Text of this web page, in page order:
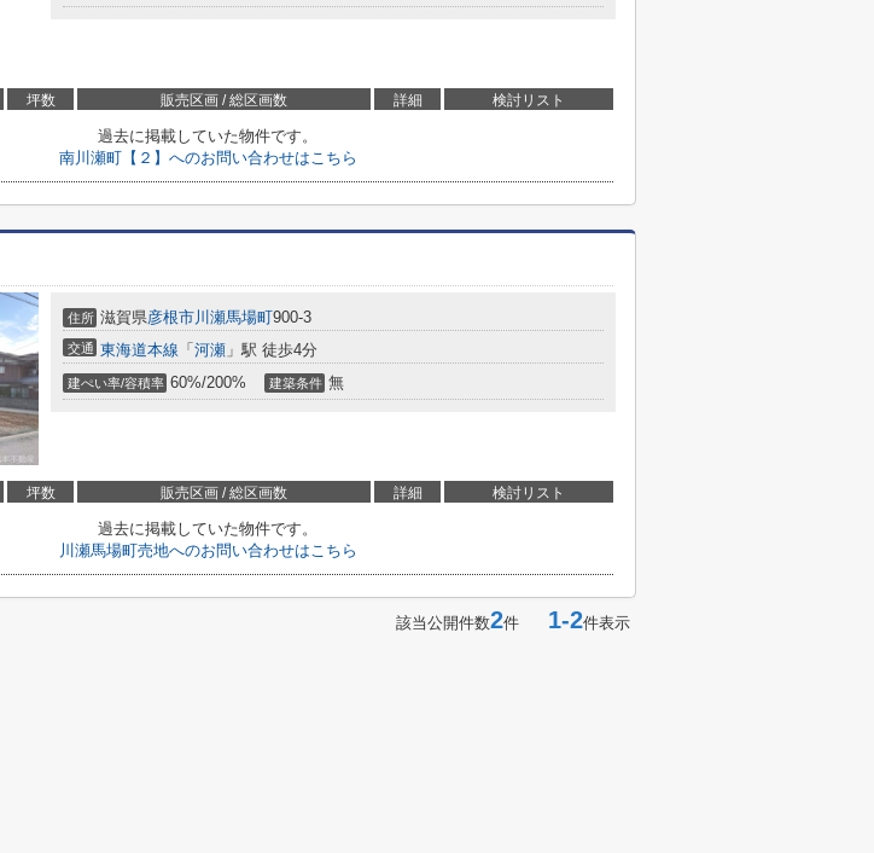
坪数 販売区画 / 総区画数 詳細 検討リスト
過去に掲載していた物件です。
南川瀬町【２】へのお問い合わせはこちら
住所 滋賀県彦根市川瀬馬場町900-3
交通 東海道本線 「 河瀬 」駅 徒歩4分
建ぺい率/容積率 60%/200% 建築条件 無
坪数 販売区画 / 総区画数 詳細 検討リスト
過去に掲載していた物件です。
川瀬馬場町売地へのお問い合わせはこちら
該当公開件数2件 1-2件表示